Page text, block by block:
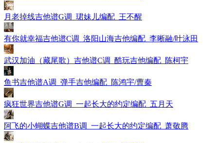
月老掉线吉他谱G调_珺妹儿编配_王不醒
有你就幸福吉他谱C调_洛阳山海吉他编配_李晰融/叶泳田
武汉加油（藏尾歌）吉他谱C调_酷玩吉他编配_陈柯宇
鱼书吉他谱A调_弹手吉他编配_陈鸿宇/曹秦
疯狂世界吉他谱G调_一起长大的约定编配_五月天
阿飞的小蝴蝶吉他谱B调_一起长大的约定编配_萧敬腾